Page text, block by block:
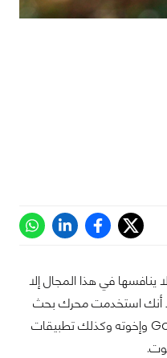
في هذا المجال إلا
أنك استخدمت محرك بحث
جوجل، نظام أندرويد الخاص بجوجل وكذلك خدمات جوجل جوجل المختلفة بدايةً من الـG Suit والتي تشمل الجيميل، Google Docs وإخوته وكذلك تطبيقات